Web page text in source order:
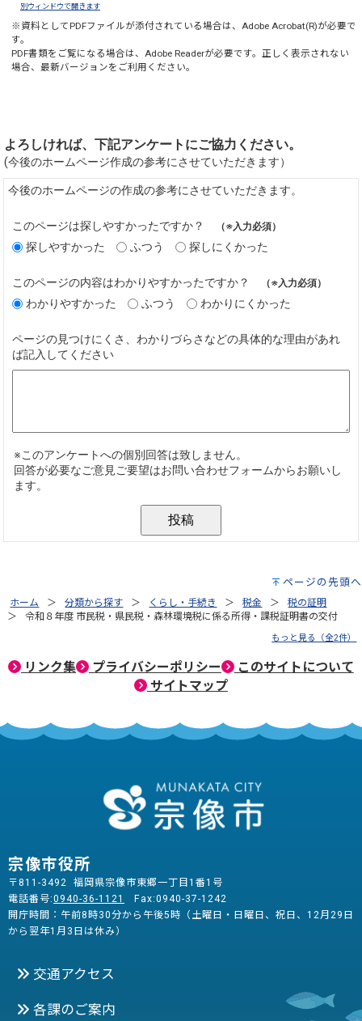
別ウィンドウで開きます
※資料としてPDFファイルが添付されている場合は、 Adobe Acrobat(R)が必要で
す。
PDF書類をご覧になる場合は、 Adobe Readerが必要です。正しく表示されない
場合、最新バージョンをご利用ください。
ページの先頭へ
ホーム 分類から探す くらし・手続き 税金
税の証明
令和８年度 市民税・県民税・森林環境税に係る所得・課税証明書の交付
もっと見る（全2件）
リンク集 プライバシーポリシー
このサイトについて
サイトマップ
宗像市役所
〒811-3492 福岡県宗像市東郷一丁目1番1号
電話番号:0940-36-1121
Fax:0940-37-1242
開庁時間：午前8時30分から午後5時（土曜日・日曜日、祝日、12月29日
から翌年1月3日は休み）
交通アクセス
各課のご案内